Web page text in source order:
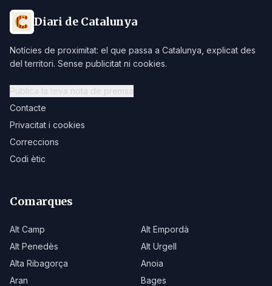
Diari de Catalunya
Notícies de proximitat: el que passa a Catalunya, explicat des
del territori. Sense publicitat ni cookies.
Publica la teva nota de premsa
Contacte
Privacitat i cookies
Correccions
Codi ètic
Comarques
Alt Camp
Alt Empordà
Alt Penedès
Alt Urgell
Alta Ribagorça
Anoia
Aran
Bages